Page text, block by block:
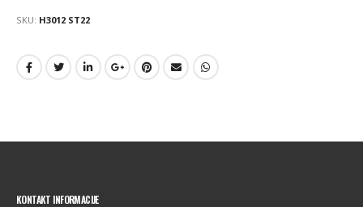
SKU: H3012 ST22
KONTAKT INFORMACIJE